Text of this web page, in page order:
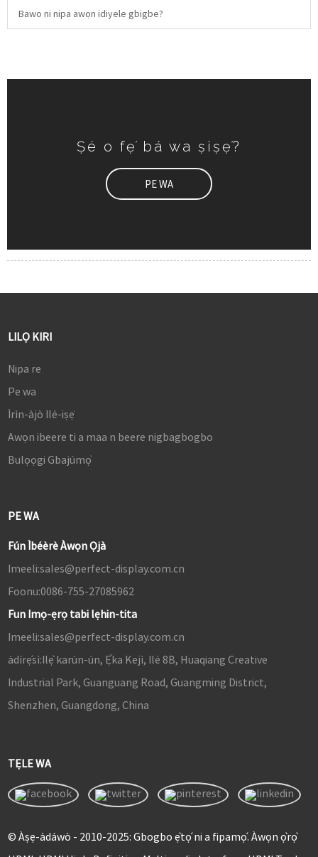
Bawo ni nipa awọn idiyele gbigbe?
Ṣé o fẹ́ bá wa ṣiṣẹ́?
PE WA
LILỌ KIRI
Nipa re
Pe wa
Ìrìn-àjò Ilé-iṣẹ́
Awọn ibeere ti a maa n beere nigbagbogbo
Bulọọgi Gbajúmọ̀
PE WA
Fún Ìbéèrè Àwọn Ọjà
Imeeli:sales@perfect-display.com.cn
Foonu:0086-755-27085962
Fun Imọ-ẹrọ tabi lẹhin-tita
Imeeli:sales@perfect-display.com.cn
àdírẹ́sì:Ilẹ̀ karùn-ún, Ẹ̀ka Kejì, Ilé 8B, Huaqiang Creative
Industrial Park, Guanguang Road, Guangming District,
Shenzhen, Guangdong, China
TẸLE WA
© Àṣẹ-àdáwò - 2010-2025: Gbogbo ẹ̀tọ́ ni a fipamọ́. Àwọn ọ̀rọ̀